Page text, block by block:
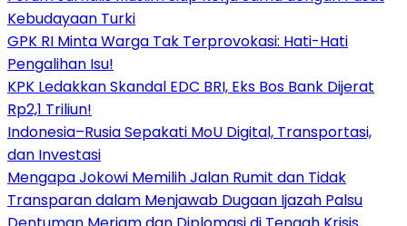
Kebudayaan Turki
GPK RI Minta Warga Tak Terprovokasi: Hati-Hati
Pengalihan Isu!
KPK Ledakkan Skandal EDC BRI, Eks Bos Bank Dijerat
Rp2,1 Triliun!
Indonesia–Rusia Sepakati MoU Digital, Transportasi,
dan Investasi
Mengapa Jokowi Memilih Jalan Rumit dan Tidak
Transparan dalam Menjawab Dugaan Ijazah Palsu